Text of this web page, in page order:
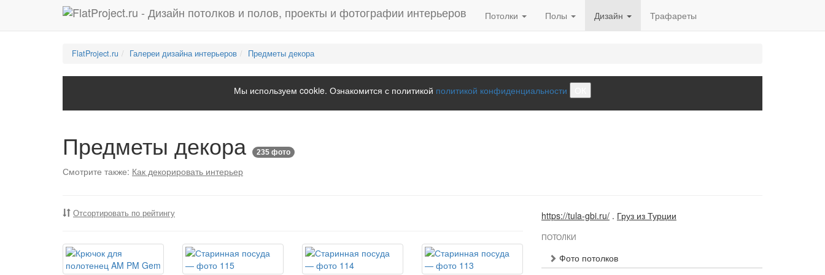
Потолки Полы Дизайн Трафареты
FlatProject.ru Галереи дизайна интерьеров Предметы декора
Мы используем cookie. Ознакомится с политикой политикой конфиденциальности
Предметы декора 235 фото
Смотрите также: Как декорировать интерьер
Отсортировать по рейтингу https://tula-gbi.ru/ . Груз из Турции
ПОТОЛКИ
Фото потолков